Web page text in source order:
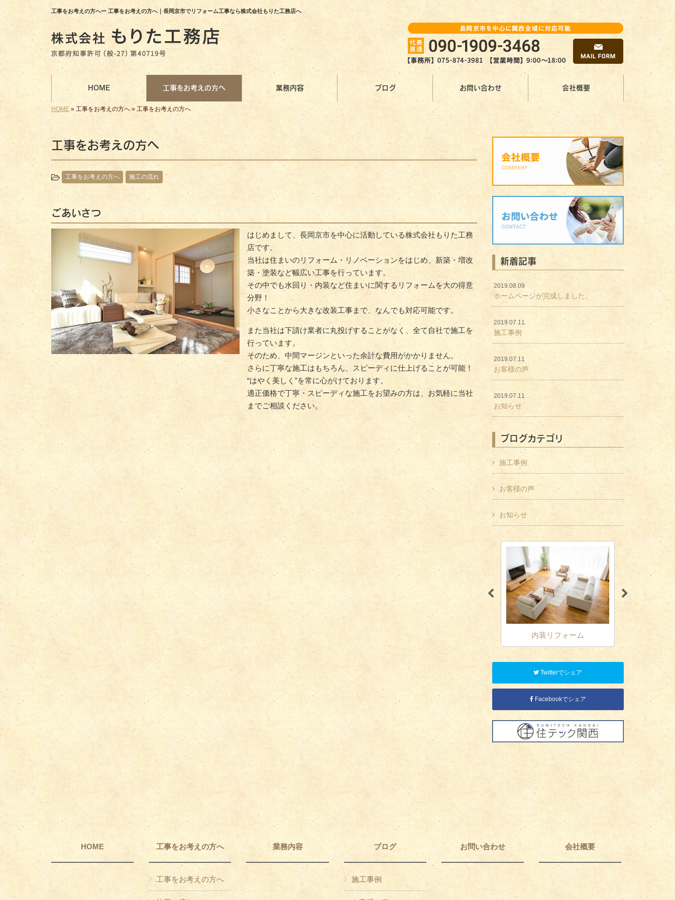
工事をお考えの方へー 工事をお考えの方へ｜長岡京市でリフォーム工事なら株式会社もりた工務店へ
HOME 工事をお考えの方へ 業務内容 ブログ お問い合わせ 会社概要
HOME » 工事をお考えの方へ» 工事をお考えの方へ
工事をお考えの方へ
工事をお考えの方へ 施工の流れ
ごあいさつ
はじめまして、長岡京市を中心に活動している株式会社もりた工務
店です。
当社は住まいのリフォーム・リノベーションをはじめ、新築・増改
築・塗装など幅広い工事を行っています。
その中でも水回り・内装など住まいに関するリフォームを大の得意
分野！
小さなことから大きな改装工事まで、なんでも対応可能です。
また当社は下請け業者に丸投げすることがなく、全て自社で施工を
行っています。
そのため、中間マージンといった余計な費用がかかりません。
さらに丁寧な施工はもちろん、スピーディに仕上げることが可能！
“はやく美しく”を常に心がけております。
適正価格で丁寧・スピーディな施工をお望みの方は、お気軽に当社
までご相談ください。
新着記事
2019.08.09
ホームページが完成しました。
2019.07.11
施工事例
2019.07.11
お客様の声
2019.07.11
お知らせ
ブログカテゴリ
施工事例
お客様の声
お知らせ
マンションリフォーム 水回りリフォーム 内装リフォーム
Twitterでシェア
Facebookでシェア
HOME 工事をお考えの方へ
工事をお考えの方へ
業務内容 ブログ
施工事例
お問い合わせ 会社概要